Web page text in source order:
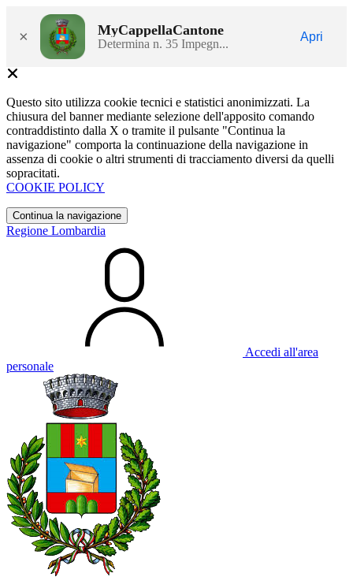
× MyCappellaCantone
Determina n. 35 Impegn...
Apri
Questo sito utilizza cookie tecnici e statistici anonimizzati. La
chiusura del banner mediante selezione dell'apposito comando
contraddistinto dalla X o tramite il pulsante "Continua la
navigazione" comporta la continuazione della navigazione in
assenza di cookie o altri strumenti di tracciamento diversi da quelli
sopracitati.
COOKIE POLICY
Continua la navigazione
Regione Lombardia
Accedi all'area
personale